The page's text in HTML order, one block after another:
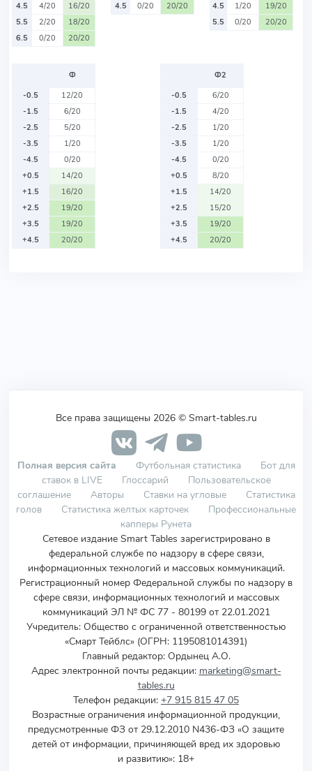
4.5
4/20
16/20
5.5
2/20
18/20
6.5
0/20 20/20
4.5
0/20 20/20
4.5
1/20
19/20
5.5
0/20 20/20
Ф
-0.5
12/20
-1.5
6/20
-2.5
5/20
-3.5
1/20
-4.5
0/20
+0.5
14/20
+1.5
16/20
+2.5
19/20
+3.5
19/20
+4.5
20/20
Ф2
-0.5
6/20
-1.5
4/20
-2.5
1/20
-3.5
1/20
-4.5
0/20
+0.5
8/20
+1.5
14/20
+2.5
15/20
+3.5
19/20
+4.5
20/20
Все права защищены 2026 © Smart-tables.ru
Полная версия сайта Футбольная статистика
Бот для
ставок в LIVE
Глоссарий
Пользовательское
соглашение
Авторы Ставки на угловые
Статистика
голов
Статистика желтых карточек
Профессиональные
капперы Рунета
Сетевое издание Smart Tables зарегистрировано в
федеральной службе по надзору в сфере связи,
информационных технологий и массовых коммуникаций.
Регистрационный номер Федеральной службы по надзору в
сфере связи, информационных технологий и массовых
коммуникаций ЭЛ № ФС 77 - 80199 от 22.01.2021
Учредитель: Общество с ограниченной ответственностью
«Смарт Тейблс» (ОГРН: 1195081014391)
Главный редактор: Ордынец А.О.
Адрес электронной почты редакции: marketing@smart-
tables.ru
Телефон редакции: +7 915 815 47 05
Возрастные ограничения информационной продукции,
предусмотренные ФЗ от 29.12.2010 N436-ФЗ «О защите
детей от информации, причиняющей вред их здоровью
и развитию»: 18+